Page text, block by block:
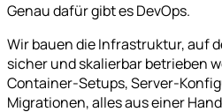
Genau dafür gibt es DevOps.
Wir bauen die Infrastruktur, auf
sicher und skalierbar betrieben
Container-Setups, Server-
Migrationen, alles aus einer